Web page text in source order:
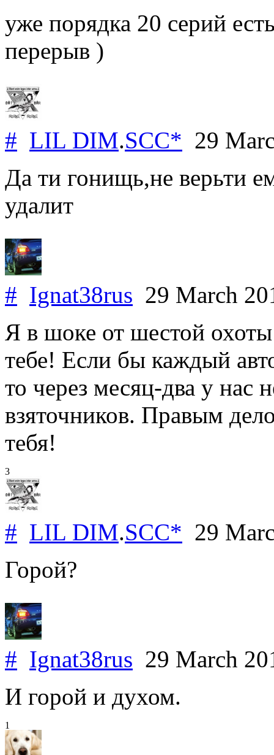
уже порядка 20 серий
перерыв )
# LIL DIM.SCC* 29
Да ти гонищь,не верьти
удалит
# Ignat38rus 29 March
Я в шоке от шестой
тебе! Если бы каждый
то через месяц-два у
взяточников. Правым
тебя!
3
# LIL DIM.SCC* 29
Горой?
# Ignat38rus 29 March
И горой и духом.
1